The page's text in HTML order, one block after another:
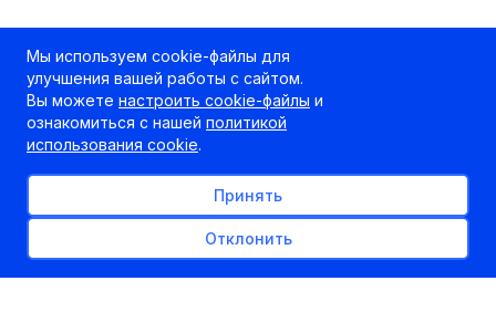
Мы используем cookie-файлы для
улучшения вашей работы с сайтом.
Вы можете настроить cookie-файлы и
ознакомиться с нашей политикой
использования cookie.
Принять
Отклонить